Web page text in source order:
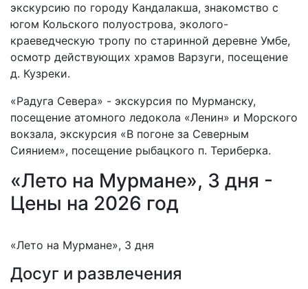
экскурсию по городу Кандалакша, знакомство с
югом Кольского полуострова, эколого-
краеведческую тропу по старинной деревне Умбе,
осмотр действующих храмов Варзуги, посещение
д. Кузреки.
«Радуга Севера» - экскурсия по Мурманску,
посещение атомного ледокола «Ленин» и Морского
вокзала, экскурсия «В погоне за Северным
Сиянием», посещение рыбацкого п. Териберка.
«Лето на Мурмане», 3 дня -
Цены на 2026 год
«Лето на Мурмане», 3 дня
Досуг и развлечения